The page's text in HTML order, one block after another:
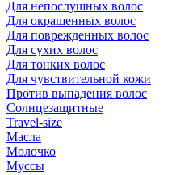
Для непослушных волос
Для окрашенных волос
Для поврежденных волос
Для сухих волос
Для тонких волос
Для чувствительной кожи
Против выпадения волос
Солнцезащитные
Travel-size
Масла
Молочко
Муссы